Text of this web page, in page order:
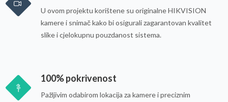
U ovom projektu korištene su originalne HIKVISION
kamere i snimač kako bi osigurali zagarantovan kvalitet
slike i cjelokupnu pouzdanost sistema.
100% pokrivenost
Pažljivim odabirom lokacija za kamere i preciznim